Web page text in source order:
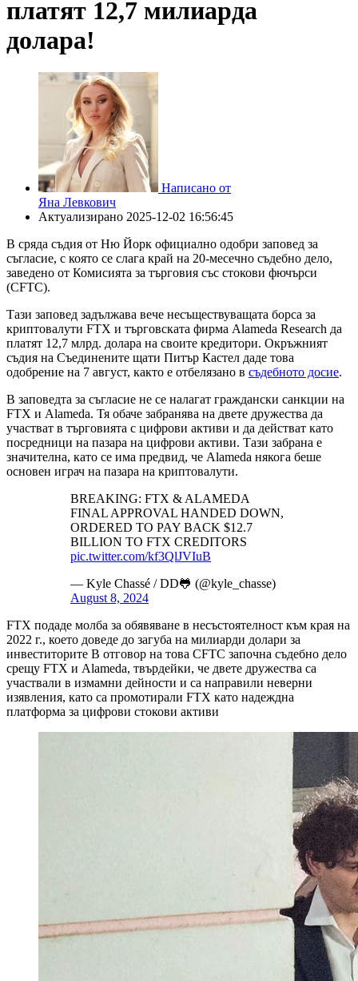
платят 12,7 милиарда
долара!
Написано от
Яна Левкович
Актуализирано 2025-12-02 16:56:45
В сряда съдия от Ню Йорк официално одобри заповед за
съгласие, с която се слага край на 20-месечно съдебно дело,
заведено от Комисията за търговия със стокови фючърси
(CFTC).
Тази заповед задължава вече несъществуващата борса за
криптовалути FTX и търговската фирма Alameda Research да
платят 12,7 млрд. долара на своите кредитори. Окръжният
съдия на Съединените щати Питър Кастел даде това
одобрение на 7 август, както е отбелязано в съдебното досие.
В заповедта за съгласие не се налагат граждански санкции на
FTX и Alameda. Тя обаче забранява на двете дружества да
участват в търговията с цифрови активи и да действат като
посредници на пазара на цифрови активи. Тази забрана е
значителна, като се има предвид, че Alameda някога беше
основен играч на пазара на криптовалути.
BREAKING: FTX & ALAMEDA
FINAL APPROVAL HANDED DOWN,
ORDERED TO PAY BACK $12.7
BILLION TO FTX CREDITORS
pic.twitter.com/kf3QlJVIuB
— Kyle Chassé / DD🐸 (@kyle_chasse)
August 8, 2024
FTX подаде молба за обявяване в несъстоятелност към края на
2022 г., което доведе до загуба на милиарди долари за
инвеститорите В отговор на това CFTC започна съдебно дело
срещу FTX и Alameda, твърдейки, че двете дружества са
участвали в измамни дейности и са направили неверни
изявления, като са промотирали FTX като надеждна
платформа за цифрови стокови активи